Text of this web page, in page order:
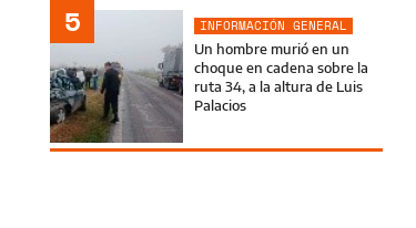
5
INFORMACIÓN GENERAL
Un hombre murió en un
choque en cadena sobre la
ruta 34, a la altura de Luis
Palacios